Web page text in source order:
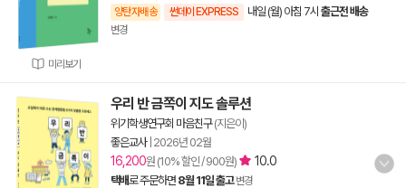
미리보기
양탄자배송 썬데이 EXPRESS 내일 (월) 아침 7시 출근전 배송
변경
우리 반 금쪽이 지도 솔루션
위기학생연구회 마음친구(지은이)
좋은교사| 2026년 02월
16,200원 (10% 할인 / 900원) 10.0
택배로 주문하면 8월 11일 출고 변경